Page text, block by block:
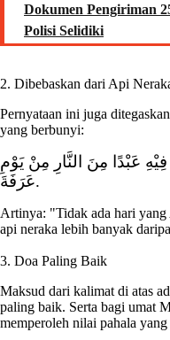
Dokumen Pengiriman
Polisi Selidiki
2. Dibebaskan dari Api
Pernyataan ini juga
yang berbunyi:
عَبْدًا مِنَ النَّارِ مِنْ يَوْمِ
عَرَفَةَ.
Artinya: "Tidak ada hari yang
api neraka lebih banyak
3. Doa Paling Baik
Maksud dari kalimat di atas
paling baik. Serta bagi umat
memperoleh nilai pahala yang